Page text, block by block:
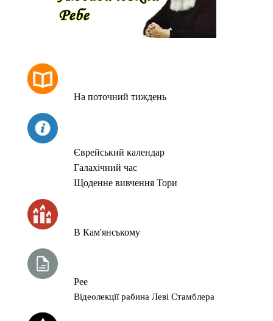
На поточний тиждень
Єврейський календар
Галахічний час
Щоденне вивчення Тори
В Кам'янському
Рее
Відеолекції рабина Леві Стамблера